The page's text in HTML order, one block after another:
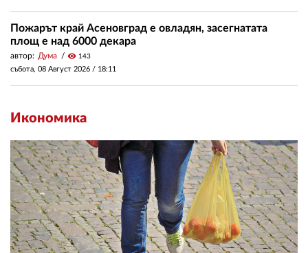
Пожарът край Асеновград е овладян, засегнатата
площ е над 6000 декара
автор: Дума visibility 143
събота, 08 Август 2026 / 18:11
Икономика